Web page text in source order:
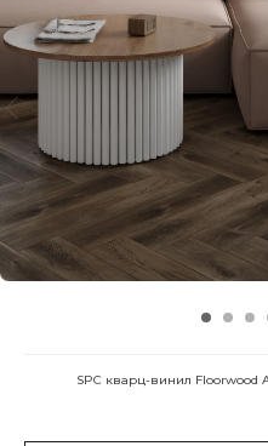
SPC кварц-винил Floorwood